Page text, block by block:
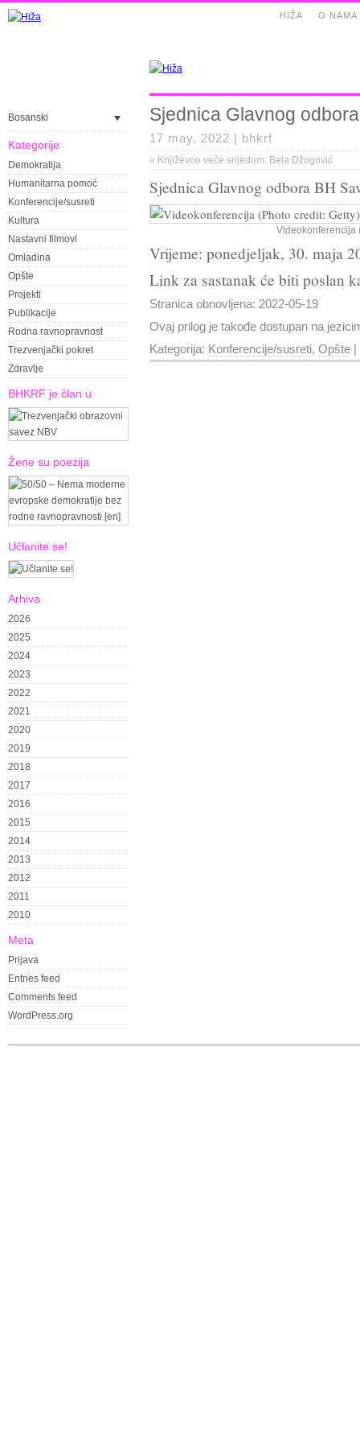
O NAMA
HIŽA
Bosanski
Kategorije
Demokratija
Humanitarna pomoć
Konferencije/susreti
Kultura
Nastavni filmovi
Omladina
Opšte
Projekti
Publikacije
Rodna ravnopravnost
Trezvenjački pokret
Zdravlje
BHKRF je član u
Žene su poezija
Učlanite se!
Arhiva
2026
2025
2024
2023
2022
2021
2020
2019
2018
2017
2016
2015
2014
2013
2012
2011
2010
Meta
Prijava
Entries feed
Comments feed
WordPress.org
Sjednica Glavnog odbora
17 may, 2022 | bhkrf
« Književno veče srijedom: Bela Džogović
Sjednica Glavnog odbora BH
Videokonferencija
Vrijeme: ponedjeljak, 30. maja
Link za sastanak će biti poslan
Stranica obnovljena: 2022-05-19
Ovaj prilog je takođe dostupan na
Kategorija: Konferencije/susreti, Opšte |